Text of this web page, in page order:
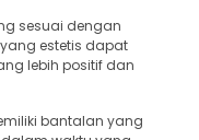
sesuai dengan
estetis dapat
lebih positif dan
bantalan yang